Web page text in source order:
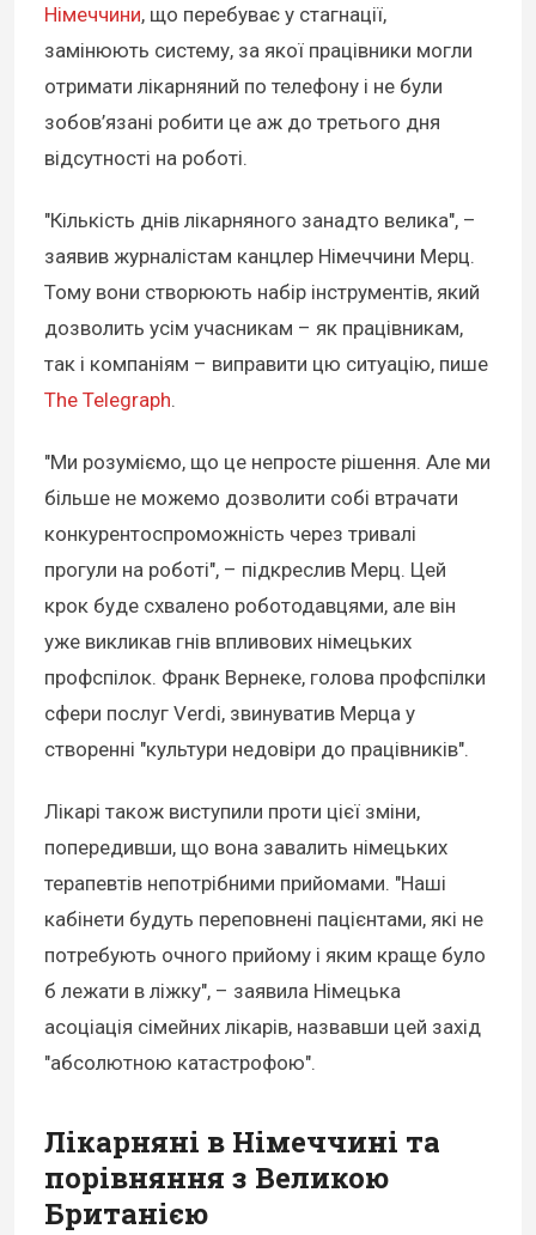
Німеччини, що перебуває у стагнації,
замінюють систему, за якої працівники могли
отримати лікарняний по телефону і не були
зобов’язані робити це аж до третього дня
відсутності на роботі.
"Кількість днів лікарняного занадто велика", –
заявив журналістам канцлер Німеччини Мерц.
Тому вони створюють набір інструментів, який
дозволить усім учасникам – як працівникам,
так і компаніям – виправити цю ситуацію, пише
The Telegraph.
"Ми розуміємо, що це непросте рішення. Але ми
більше не можемо дозволити собі втрачати
конкурентоспроможність через тривалі
прогули на роботі", – підкреслив Мерц. Цей
крок буде схвалено роботодавцями, але він
уже викликав гнів впливових німецьких
профспілок. Франк Вернеке, голова профспілки
сфери послуг Verdi, звинуватив Мерца у
створенні "культури недовіри до працівників".
Лікарі також виступили проти цієї зміни,
попередивши, що вона завалить німецьких
терапевтів непотрібними прийомами. "Наші
кабінети будуть переповнені пацієнтами, які не
потребують очного прийому і яким краще було
б лежати в ліжку", – заявила Німецька
асоціація сімейних лікарів, назвавши цей захід
"абсолютною катастрофою".
Лікарняні в Німеччині та
порівняння з Великою
Британією